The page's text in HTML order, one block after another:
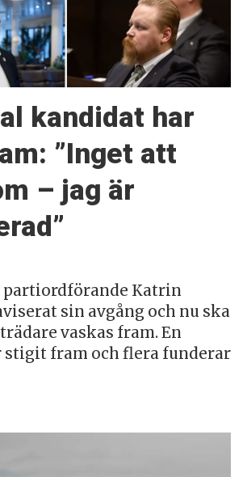
kandidat har
”Inget att
– jag är
partiordförande Katrin
sin avgång och nu ska
vaskas fram. En
stigit fram och flera funderar